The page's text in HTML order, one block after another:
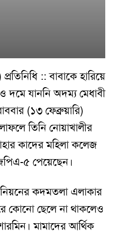
:: বাবাকে হারিয়ে
দমে যাননি অদম্য মেধাবী
(১৩ ফেব্রুয়ারি)
তিনি নোয়াখালীর
কাদের মহিলা কলেজ
৫ পেয়েছেন।
কদমতলা এলাকার
কোনো ছেলে না থাকলেও
মামাদের আর্থিক